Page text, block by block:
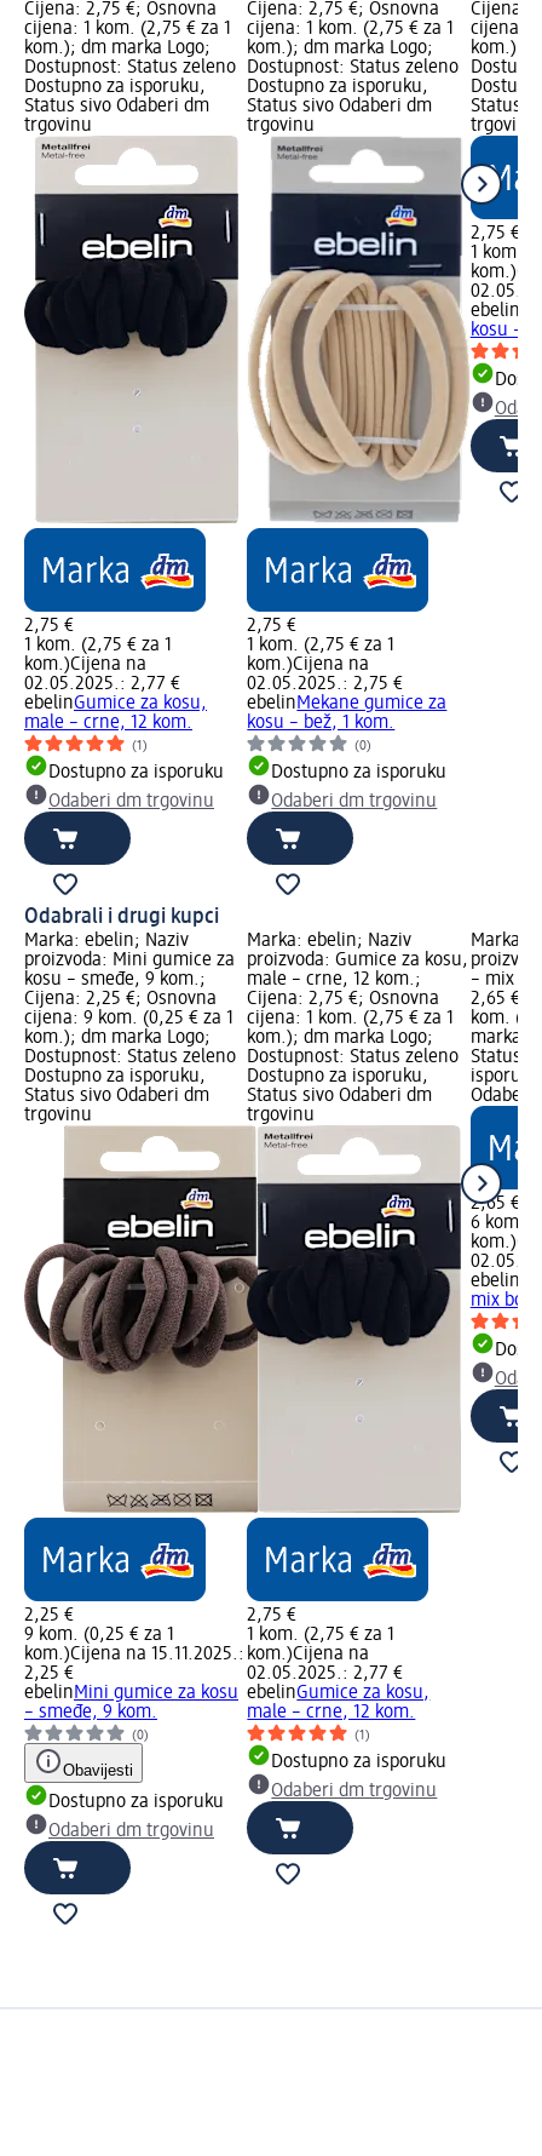
Cijena: 2,75 €; Osnovna
cijena: 1 kom. (2,75 € za 1
kom.); dm marka Logo;
Dostupnost: Status zeleno
Dostupno za isporuku,
Status sivo Odaberi dm
trgovinu
2,75 €
1 kom. (2,75 € za 1
kom.)Cijena na
02.05.2025.: 2,77 €
ebelinGumice za kosu,
male – crne, 12 kom.
(1)
Dostupno za isporuku
Odaberi dm trgovinu
Cijena: 2,75 €; Osnovna
cijena: 1 kom. (2,75 € za 1
kom.); dm marka Logo;
Dostupnost: Status zeleno
Dostupno za isporuku,
Status sivo Odaberi dm
trgovinu
2,75 €
1 kom. (2,75 € za 1
kom.)Cijena na
02.05.2025.: 2,75 €
ebelinMekane gumice za
kosu – bež, 1 kom.
(0)
Dostupno za isporuku
Odaberi dm trgovinu
Cijena:
cijena: 1
kom.);
Status
trgovinu
2,75 €
1 kom.
kom.)
ebelin
kosu –
Odabrali i drugi kupci
Marka: ebelin; Naziv
proizvoda: Mini gumice za
kosu – smeđe, 9 kom.;
Cijena: 2,25 €; Osnovna
cijena: 9 kom. (0,25 € za 1
kom.); dm marka Logo;
Dostupnost: Status zeleno
Dostupno za isporuku,
Status sivo Odaberi dm
trgovinu
2,25 €
9 kom. (0,25 € za 1
kom.)Cijena na 15.11.2025.:
2,25 €
ebelinMini gumice za kosu
– smeđe, 9 kom.
(0)
Obavijesti
Dostupno za isporuku
Odaberi dm trgovinu
Marka: ebelin; Naziv
proizvoda: Gumice za kosu,
male – crne, 12 kom.;
Cijena: 2,75 €; Osnovna
cijena: 1 kom. (2,75 € za 1
kom.); dm marka Logo;
Dostupnost: Status zeleno
Dostupno za isporuku,
Status sivo Odaberi dm
trgovinu
2,75 €
1 kom. (2,75 € za 1
kom.)Cijena na
02.05.2025.: 2,77 €
ebelinGumice za kosu,
male – crne, 12 kom.
(1)
Dostupno za isporuku
Odaberi dm trgovinu
Marka:
– mix
2,65 €;
kom.
marka
Status
Odaberi
2,65 €
6 kom.
kom.)
ebelin
mix